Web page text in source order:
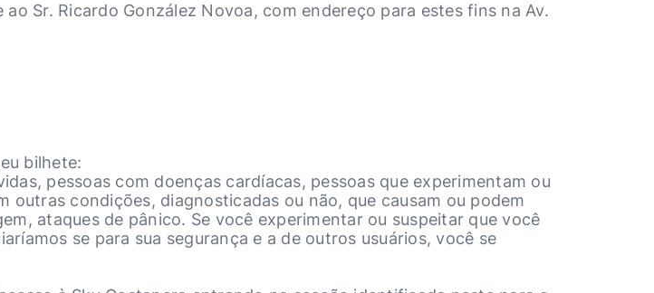
Sr. Ricardo González Novoa, com endereço para estes fins na Av.
bilhete:
pessoas com doenças cardíacas, pessoas que experimentam ou
condições, diagnosticadas ou não, que causam ou podem
ataques de pânico. Se você experimentar ou suspeitar que você
se para sua segurança e a de outros usuários, você se